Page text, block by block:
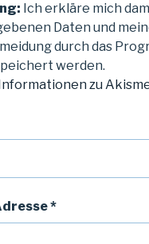
Ich erkläre mich
Daten und
durch das
werden.
zu
*